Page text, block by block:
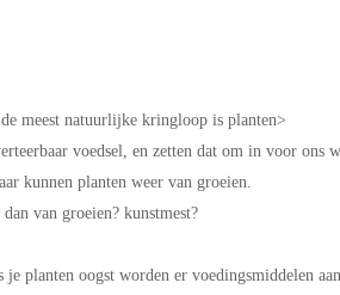
meest natuurlijke kringloop is planten>
voedsel, en zetten dat om in voor ons
kunnen planten weer van groeien.
van groeien? kunstmest?
planten oogst worden er voedingsmiddelen aan